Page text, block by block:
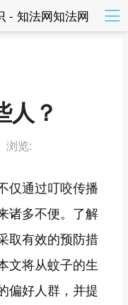
- 知法网知法网
人？
浏览:
仅通过叮咬传播
诸多不便。了解
取有效的预防措
文将从蚊子的生
偏好人群，并提